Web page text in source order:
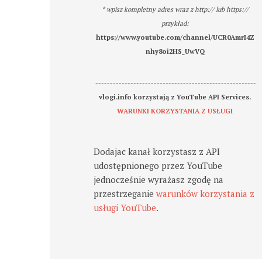
* wpisz kompletny adres wraz z http:// lub https://
przykład:
https://www.youtube.com/channel/UCR0AmrI4Z
nhy8oi2HS_UwVQ
-------------------------------------------------------
vlogi.info korzystają z YouTube API Services.
WARUNKI KORZYSTANIA Z USŁUGI
Dodajac kanał korzystasz z API
udostępnionego przez YouTube
jednocześnie wyrażasz zgodę na
przestrzeganiewarunków korzystania z
usługi YouTube.